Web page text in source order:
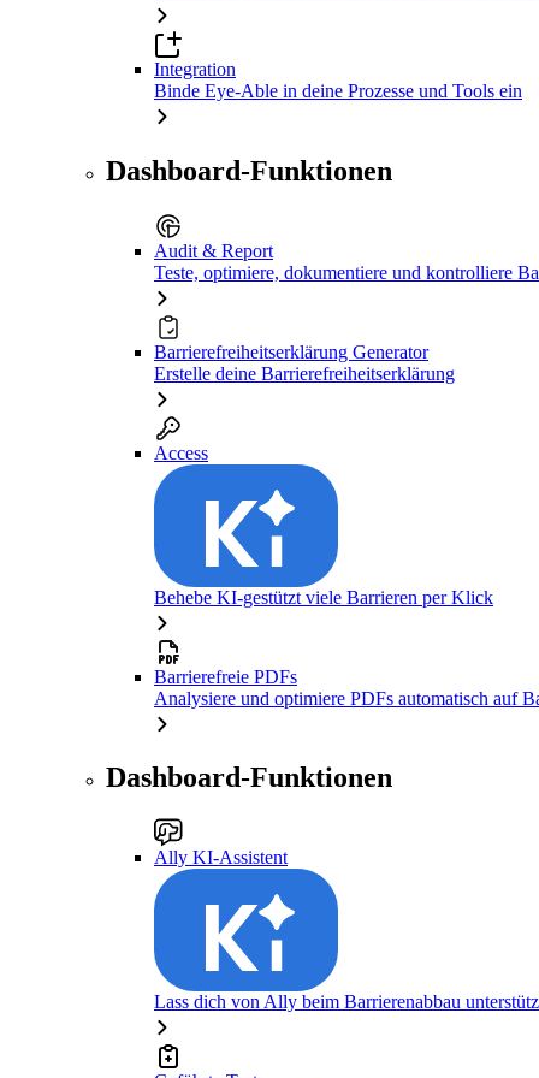
Integration
Binde Eye-Able in deine Prozesse und Tools ein
Dashboard-Funktionen
Audit & Report
Teste, optimiere, dokumentiere und kontrolliere
Barrierefreiheitserklärung Generator
Erstelle deine Barrierefreiheitserklärung
Access
Behebe KI-gestützt viele Barrieren per Klick
Barrierefreie PDFs
Analysiere und optimiere PDFs automatisch auf
Dashboard-Funktionen
Ally KI-Assistent
Lass dich von Ally beim Barrierenabbau